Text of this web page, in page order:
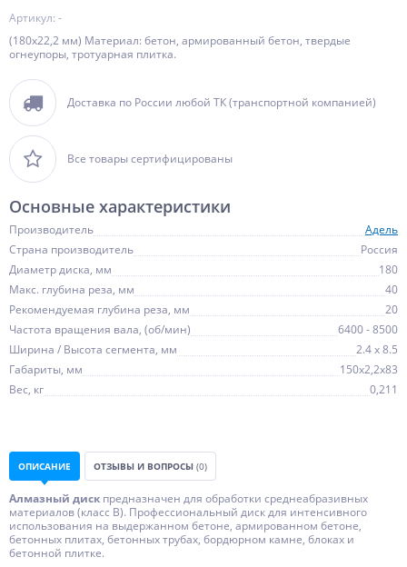
Артикул: -
(180х22,2 мм) Материал: бетон, армированный бетон, твердые
огнеупоры, тротуарная плитка.
Доставка по России любой ТК (транспортной компанией)
Все товары сертифицированы
Основные характеристики
Производитель
Адель
Страна производитель
Россия
Диаметр диска, мм
180
Макс. глубина реза, мм
40
Рекомендуемая глубина реза, мм
20
Частота вращения вала, (об/мин)
6400 - 8500
Ширина / Высота сегмента, мм
2.4 х 8.5
Габариты, мм
150х2,2х83
Вес, кг
0,211
ОПИСАНИЕ ОТЗЫВЫ И ВОПРОСЫ (0)
Алмазный диск предназначен для обработки среднеабразивных
материалов (класс В). Профессиональный диск для интенсивного
использования на выдержанном бетоне, армированном бетоне,
бетонных плитах, бетонных трубах, бордюрном камне, блоках и
бетонной плитке.